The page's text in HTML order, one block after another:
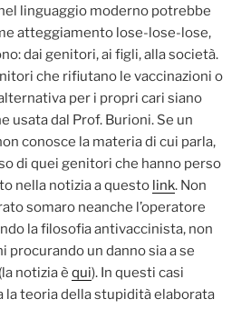
linguaggio moderno potrebbe
atteggiamento lose-lose-lose,
dai genitori, ai figli, alla società.
che rifiutano le vaccinazioni o
per i propri cari siano
usata dal Prof. Burioni. Se un
conosce la materia di cui parla,
di quei genitori che hanno perso
nella notizia a questo link. Non
somaro neanche l’operatore
la filosofia antivaccinista, non
procurando un danno sia a se
notizia è qui). In questi casi
la teoria della stupidità elaborata